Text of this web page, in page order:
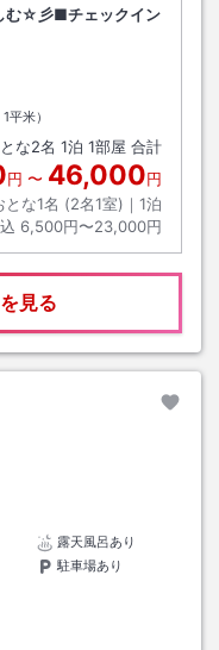
む☆彡■チェックイン
平米）
な2名 1泊 1部屋 合計
円 〜 46,000円
とな1名 (2名1室)｜ 1泊
6,500円〜23,000円
見る
露天風呂あり
駐車場あり